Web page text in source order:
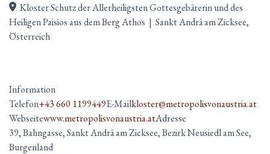
Kloster Schutz der Allerheiligsten Gottesgebärerin und des
Heiligen Paisios aus dem Berg Athos | Sankt Andrä am Zicksee,
Österreich
Information
Telefon+43 660 1199449E-Mailkloster@metropolisvonaustria.at
Webseitewww.metropolisvonaustria.atAdresse
39, Bahngasse, Sankt Andrä am Zicksee, Bezirk Neusiedl am See,
Burgenland